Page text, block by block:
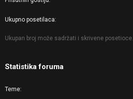
Ukupno posetilaca
Ukupan broj može sadržati i skrivene posetioce.
Statistika foruma
Teme